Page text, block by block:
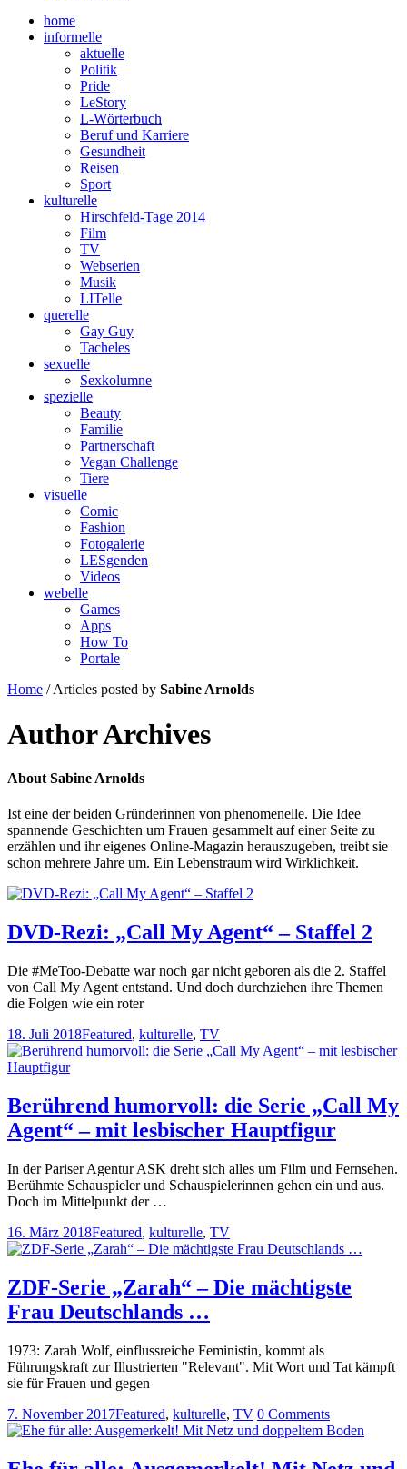
home
informelle
aktuelle
Politik
Pride
LeStory
L-Wörterbuch
Beruf und Karriere
Gesundheit
Reisen
Sport
kulturelle
Hirschfeld-Tage 2014
Film
TV
Webserien
Musik
LITelle
querelle
Gay Guy
Tacheles
sexuelle
Sexkolumne
spezielle
Beauty
Familie
Partnerschaft
Vegan Challenge
Tiere
visuelle
Comic
Fashion
Fotogalerie
LESgenden
Videos
webelle
Games
Apps
How To
Portale
Home /Articles posted by Sabine Arnolds
Author Archives
About Sabine Arnolds
Ist eine der beiden Gründerinnen von phenomenelle. Die Idee
spannende Geschichten um Frauen gesammelt auf einer Seite zu
erzählen und ihr eigenes Online-Magazin herauszugeben, treibt sie
schon mehrere Jahre um. Ein Lebenstraum wird Wirklichkeit.
DVD-Rezi: „Call My Agent“ – Staffel 2
Die #MeToo-Debatte war noch gar nicht geboren als die 2. Staffel
von Call My Agent entstand. Und doch durchziehen ihre Themen
die Folgen wie ein roter
18. Juli 2018Featured, kulturelle, TV
Berührend humorvoll: die Serie „Call My
Agent“ – mit lesbischer Hauptfigur
In der Pariser Agentur ASK dreht sich alles um Film und Fernsehen.
Berühmte Schauspieler und Schauspielerinnen gehen ein und aus.
Doch im Mittelpunkt der …
16. März 2018Featured, kulturelle, TV
ZDF-Serie „Zarah“ – Die mächtigste
Frau Deutschlands …
1973: Zarah Wolf, einflussreiche Feministin, kommt als
Führungskraft zur Illustrierten "Relevant". Mit Wort und Tat kämpft
sie für Frauen und gegen
7. November 2017Featured, kulturelle, TV 0 Comments